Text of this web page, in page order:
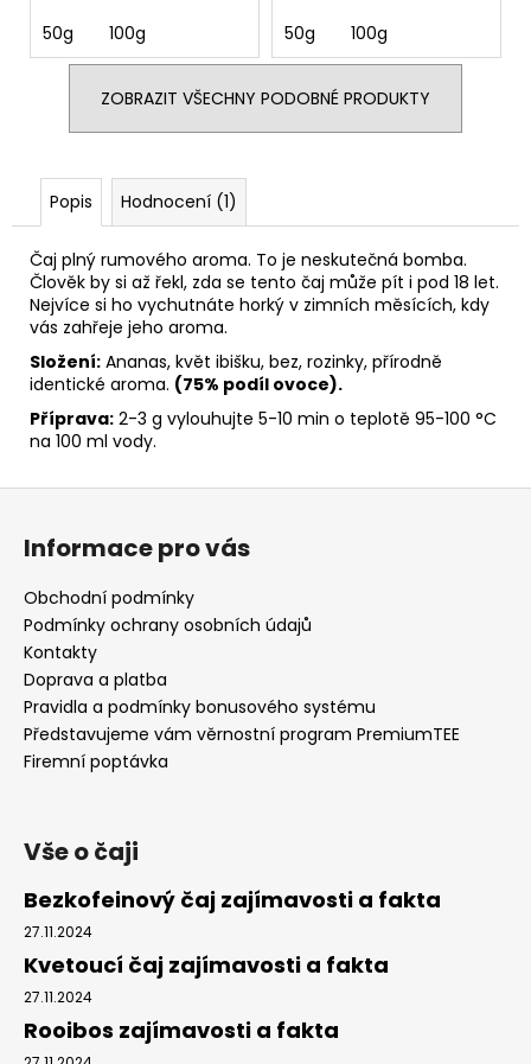
50g 100g 50g 100g
ZOBRAZIT VŠECHNY PODOBNÉ PRODUKTY
Popis Hodnocení (1)
Čaj plný rumového aroma. To je neskutečná bomba.
Člověk by si až řekl, zda se tento čaj může pít i pod 18 let.
Nejvíce si ho vychutnáte horký v zimních měsících, kdy
vás zahřeje jeho aroma.
Složení: Ananas, květ ibišku, bez, rozinky, přírodně
identické aroma. (75% podíl ovoce).
Příprava: 2-3 g vylouhujte 5-10 min o teplotě 95-100 °C
na 100 ml vody.
Z
Informace pro vás
Obchodní podmínky
Podmínky ochrany osobních údajů
Kontakty
Doprava a platba
Pravidla a podmínky bonusového systému
Představujeme vám věrnostní program PremiumTEE
Firemní poptávka
Vše o čaji
Bezkofeinový čaj zajímavosti a fakta
27.11.2024
Kvetoucí čaj zajímavosti a fakta
27.11.2024
Rooibos zajímavosti a fakta